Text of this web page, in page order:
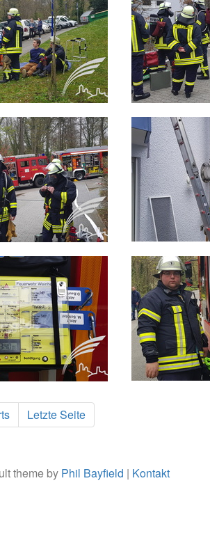
Letzte Seite
theme by Phil Bayfield | Kontakt